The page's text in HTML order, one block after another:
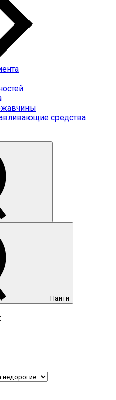
средства
Найти